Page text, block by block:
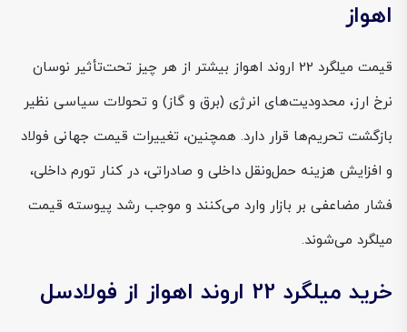
اهواز
قیمت میلگرد 22 اروند اهواز بیشتر از هر چیز تحت‌تأثیر نوسان
نرخ ارز، محدودیت‌های انرژی (برق و گاز) و تحولات سیاسی نظیر
بازگشت تحریم‌ها قرار دارد. همچنین، تغییرات قیمت جهانی فولاد
و افزایش هزینه حمل‌ونقل داخلی و صادراتی، در کنار تورم داخلی،
فشار مضاعفی بر بازار وارد می‌کنند و موجب رشد پیوسته قیمت
میلگرد می‌شوند.
خرید میلگرد 22 اروند اهواز از فولادسل